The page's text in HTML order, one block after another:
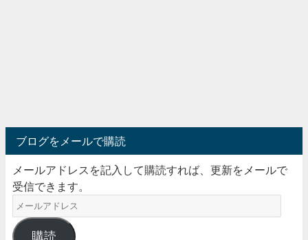
ブログをメールで購読
メールアドレスを記入して購読すれば、更新をメールで
受信できます。
購読